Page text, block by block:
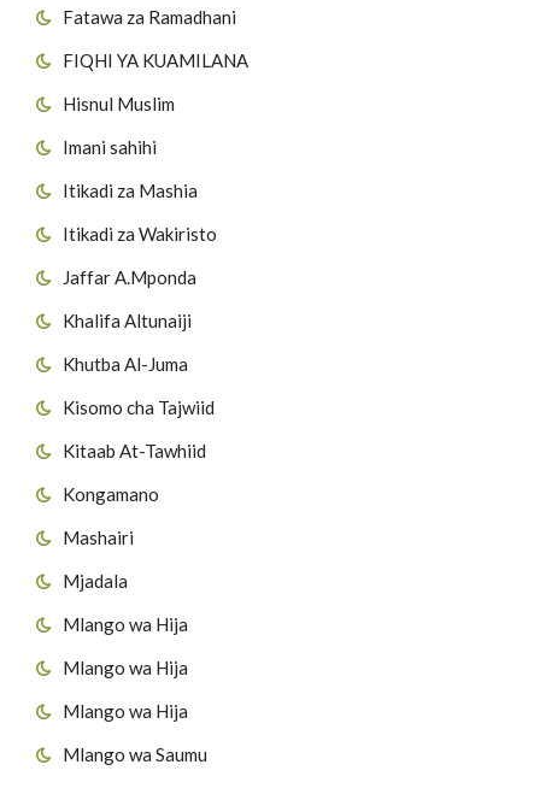
Fatawa za Ramadhani
FIQHI YA KUAMILANA
Hisnul Muslim
Imani sahihi
Itikadi za Mashia
Itikadi za Wakiristo
Jaffar A.Mponda
Khalifa Altunaiji
Khutba Al-Juma
Kisomo cha Tajwiid
Kitaab At-Tawhiid
Kongamano
Mashairi
Mjadala
Mlango wa Hija
Mlango wa Hija
Mlango wa Hija
Mlango wa Saumu